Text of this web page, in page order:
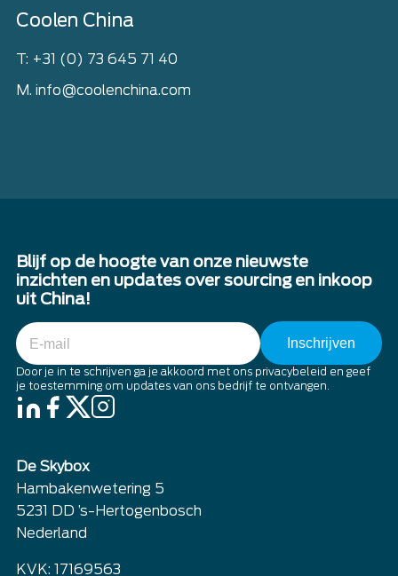
Coolen China
T: +31 (0) 73 645 71 40
M. info@coolenchina.com
De Skybox
Hambakenwetering 5
5231 DD ’s-Hertogenbosch
Nederland
KVK: 17169563
Blijf op de hoogte van onze nieuwste
inzichten en updates over sourcing en inkoop
uit China!
E-
mail
Door je in te schrijven ga je akkoord met ons privacybeleid en geef
je toestemming om updates van ons bedrijf te ontvangen.